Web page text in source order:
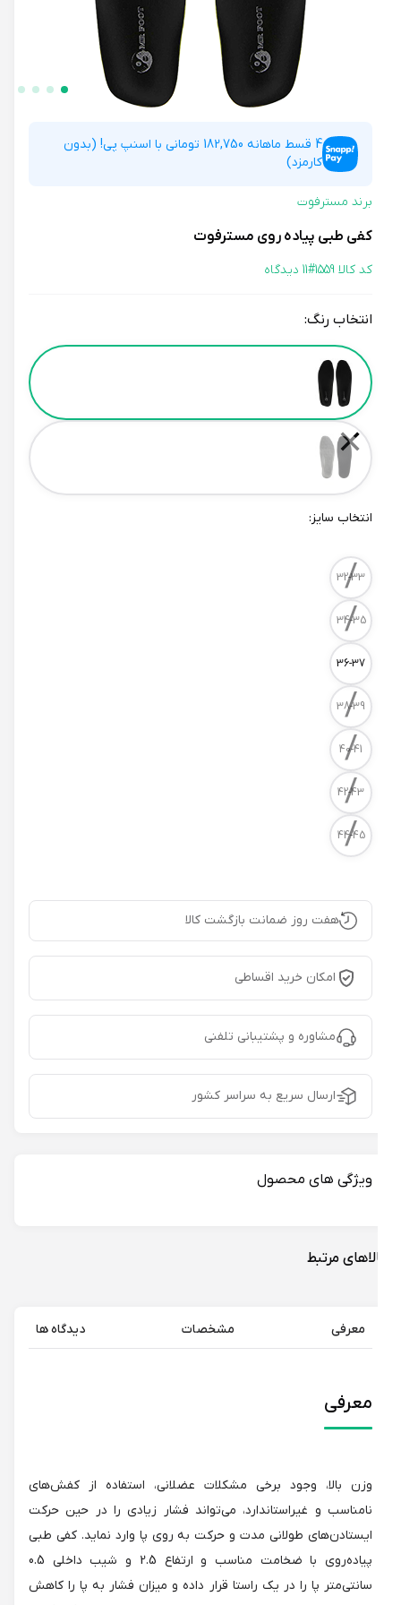
4 قسط ماهانه 182,750 تومانی با اسنپ پی! (بدون
کارمزد)
برند مسترفوت
کفی طبی پیاده روی مسترفوت
کد کالا 1559# 11 دیدگاه
انتخاب رنگ:
Color
✕
انتخاب سایز:
Size
32-33
/
34-35
/
36-37
38-39
/
/
42-43
/
44-45
/
هفت روز ضمانت بازگشت کالا
امکان خرید اقساطی
مشاوره و پشتیبانی تلفنی
ارسال سریع به سراسر کشور
ویژگی های محصول
مرتبط
معرفی مشخصات دیدگاه ها
معرفی
وزن بالا، وجود برخی مشکلات عضلانی، استفاده از کفش‌های
نامناسب و غیراستاندارد، می‌تواند فشار زیادی را در حین حرکت
ایستادن‌های طولانی مدت و حرکت به روی پا وارد نماید. کفی طبی
پیاده‌روی با ضخامت مناسب و ارتفاع 2.5 و شیب داخلی 0.5
سانتی‌متر پا را در یک راستا قرار داده و میزان فشار به پا را کاهش